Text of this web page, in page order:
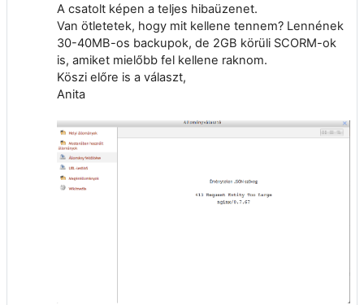
A csatolt képen a teljes hibaüzenet.
Van ötletetek, hogy mit kellene tennem? Lennének
30-40MB-os backupok, de 2GB körüli SCORM-ok
is, amiket mielőbb fel kellene raknom.
Köszi előre is a választ,
Anita